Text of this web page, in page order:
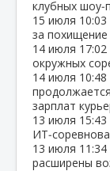
клубных
15 июля 10:03
за
14 июля 17:02
окружных
14 июля 10:48
зарплат
13 июля 15:43
13 июля 11:34
расширены